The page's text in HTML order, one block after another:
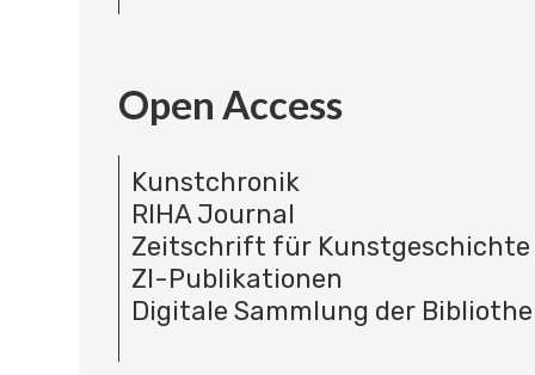
Open Access
Kunstchronik
RIHA Journal
Zeitschrift für Kunstgeschichte
ZI-Publikationen
Digitale Sammlung der